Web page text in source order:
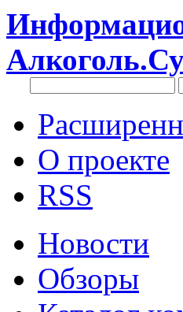
О проекте
RSS
Новости
Обзоры